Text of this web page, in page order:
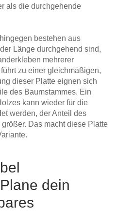
als die durchgehende
hingegen bestehen aus
Länge durchgehend sind,
mehrerer
zu einer gleichmäßigen,
dieser Platte eignen sich
des Baumstammes. Ein
kann wieder für die
werden, der Anteil des
Das macht diese Platte
dein